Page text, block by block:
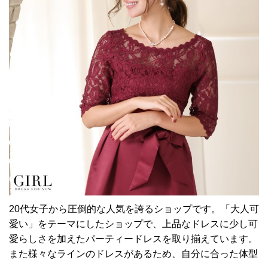
20代女子から圧倒的な人気を誇るショップです。「大人可
愛い」をテーマにしたショップで、上品なドレスに少し可
愛らしさを加えたパーティードレスを取り揃えています。
また様々なラインのドレスがあるため、自分に合った体型